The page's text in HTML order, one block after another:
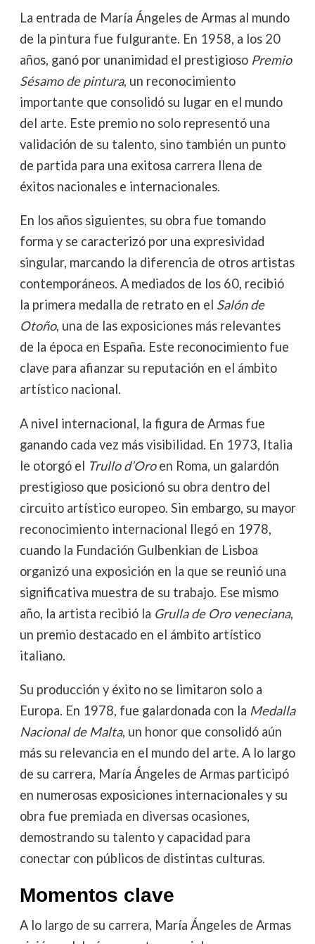
La entrada de María Ángeles de Armas al mundo
de la pintura fue fulgurante. En 1958, a los 20
años, ganó por unanimidad el prestigioso Premio
Sésamo de pintura, un reconocimiento
importante que consolidó su lugar en el mundo
del arte. Este premio no solo representó una
validación de su talento, sino también un punto
de partida para una exitosa carrera llena de
éxitos nacionales e internacionales.
En los años siguientes, su obra fue tomando
forma y se caracterizó por una expresividad
singular, marcando la diferencia de otros artistas
contemporáneos. A mediados de los 60, recibió
la primera medalla de retrato en el Salón de
Otoño, una de las exposiciones más relevantes
de la época en España. Este reconocimiento fue
clave para afianzar su reputación en el ámbito
artístico nacional.
A nivel internacional, la figura de Armas fue
ganando cada vez más visibilidad. En 1973, Italia
le otorgó el Trullo d’Oroen Roma, un galardón
prestigioso que posicionó su obra dentro del
circuito artístico europeo. Sin embargo, su mayor
reconocimiento internacional llegó en 1978,
cuando la Fundación Gulbenkian de Lisboa
organizó una exposición en la que se reunió una
significativa muestra de su trabajo. Ese mismo
año, la artista recibió la Grulla de Oro veneciana,
un premio destacado en el ámbito artístico
italiano.
Su producción y éxito no se limitaron solo a
Europa. En 1978, fue galardonada con la Medalla
Nacional de Malta, un honor que consolidó aún
más su relevancia en el mundo del arte. A lo largo
de su carrera, María Ángeles de Armas participó
en numerosas exposiciones internacionales y su
obra fue premiada en diversas ocasiones,
demostrando su talento y capacidad para
conectar con públicos de distintas culturas.
Momentos clave
A lo largo de su carrera, María Ángeles de Armas